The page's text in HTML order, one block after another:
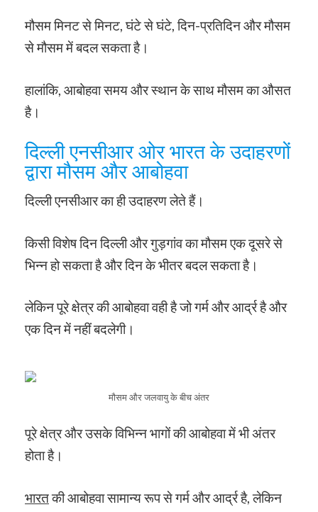
मौसम मिनट से मिनट, घंटे से घंटे, दिन-प्रतिदिन और मौसम
से मौसम में बदल सकता है।
हालांकि, आबोहवा समय और स्थान के साथ मौसम का औसत
है।
दिल्ली एनसीआर ओर भारत के उदाहरणों
द्वारा मौसम और आबोहवा
दिल्ली एनसीआर का ही उदाहरण लेते हैं।
किसी विशेष दिन दिल्ली और गुड़गांव का मौसम एक दूसरे से
भिन्न हो सकता है और दिन के भीतर बदल सकता है।
लेकिन पूरे क्षेत्र की आबोहवा वही है जो गर्म और आर्द्र है और
एक दिन में नहीं बदलेगी।
मौसम और जलवायु के बीच अंतर
पूरे क्षेत्र और उसके विभिन्न भागों की आबोहवा में भी अंतर
होता है।
भारतकी आबोहवा सामान्य रूप से गर्म और आर्द्र है, लेकिन